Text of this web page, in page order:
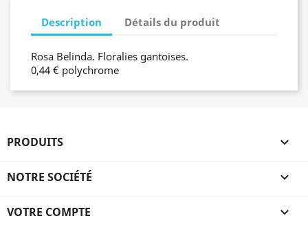
Description Détails du produit
Rosa Belinda. Floralies gantoises.
0,44 € polychrome
PRODUITS 
NOTRE SOCIÉTÉ 
VOTRE COMPTE 